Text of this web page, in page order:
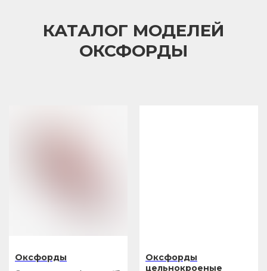
КАТАЛОГ МОДЕЛЕЙ
ОКСФОРДЫ
Оксфорды
Оксфорды
цельнокроеные